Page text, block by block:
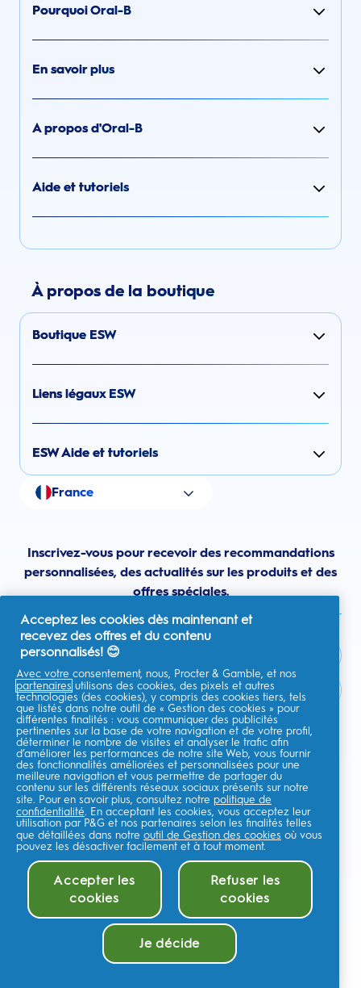
Ajouter au panier (57,90€)
Vendu par ESW
Pourquoi Oral-B
En savoir plus
A propos d'Oral-B
Aide et tutoriels
À propos de la boutique
Boutique ESW
Liens légaux ESW
ESW Aide et tutoriels
France
Inscrivez-vous pour recevoir des recommandations
personnalisées, des actualités sur les produits et des
offres spéciales.
France
Je consens à recevoir des communications personnalisées
concernant des offres, des actualités et d'autres initiatives
promotionnelles de la part d'Oral-B et d'autresmarques de P&G
mail et sur les canaux en ligne. Je peux medésinscrireà tout moment.
Procter & Gamble, le responsable du traitement des données, traitera
vos données personnelles pour vous permettre de vous inscrire sur ce
site, d'interagir avec ses services et, selon votre consentement, de vous
envoyer des communications commerciales pertinentes, y compris des
Pour plus d'informations sur le traitement de vos données et vos droits
en matière de confidentialité,lisez
ou consultez notrePolitique de
complète.
Vous avez au moins 18 ans et acceptez nosConditions générales
Procter & Gamble
Acceptez les cookies dès maintenant et
recevez des offres et du contenu
personnalisés! 😊
Avec votre consentement, nous, Procter & Gamble, et nos
partenaires utilisons des cookies, des pixels et autres
technologies (des cookies), y compris des cookies tiers, tels
que listés dans notre outil de « Gestion des cookies » pour
différentes finalités : vous communiquer des publicités
pertinentes sur la base de votre navigation et de votre profil,
déterminer le nombre de visites et analyser le trafic afin
d’améliorer les performances de notre site Web, vous fournir
des fonctionnalités améliorées et personnalisées pour une
meilleure navigation et vous permettre de partager du
contenu sur les différents réseaux sociaux présents sur notre
site. Pour en savoir plus, consultez notre politique de
confidentialité. En acceptant les cookies, vous acceptez leur
utilisation par P&G et nos partenaires selon les finalités telles
que détaillées dans notre outil de Gestion des cookies où vous
pouvez les désactiver facilement et à tout moment.
Accepter les
cookies
Refuser les
cookies
Je décide